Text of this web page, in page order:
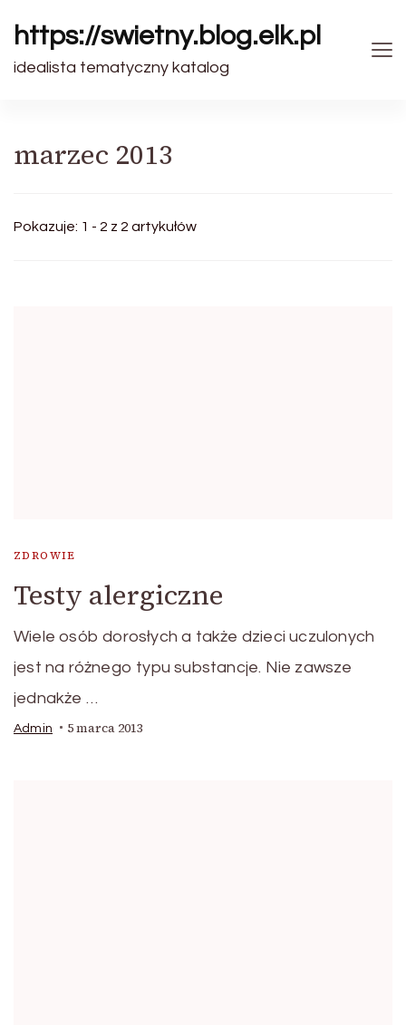
https://swietny.blog.elk.pl
idealista tematyczny katalog
marzec 2013
Pokazuje: 1 - 2 z 2 artykułów
ZDROWIE
Testy alergiczne
Wiele osób dorosłych a także dzieci uczulonych
jest na różnego typu substancje. Nie zawsze
jednakże …
Admin 5 marca 2013